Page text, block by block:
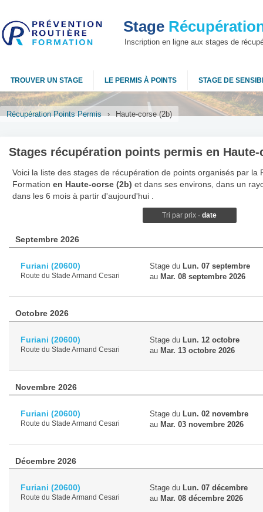
Stage
Inscription en ligne aux stages de
TROUVER UN STAGE LE PERMIS À POINTS STAGE DE
Récupération Points Permis › Haute-corse (2b)
Stages récupération points permis en Haute-
Voici la liste des stages de récupération de points organisés par la
Formation en Haute-corse (2b) et dans ses environs, dans un
dans les 6 mois à partir d'aujourd'hui .
Tri par prix · date
Septembre 2026
Furiani (20600)
Route du Stade Armand Cesari
Stage du Lun. 07 septembre
au Mar. 08 septembre 2026
Octobre 2026
Furiani (20600)
Route du Stade Armand Cesari
Stage du Lun. 12 octobre
au Mar. 13 octobre 2026
Novembre 2026
Furiani (20600)
Route du Stade Armand Cesari
Stage du Lun. 02 novembre
au Mar. 03 novembre 2026
Décembre 2026
Furiani (20600)
Route du Stade Armand Cesari
Stage du Lun. 07 décembre
au Mar. 08 décembre 2026